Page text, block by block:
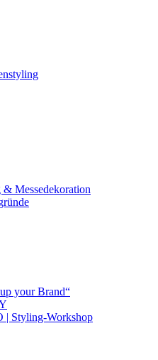
Messedekoration
your Brand“
Styling-Workshop